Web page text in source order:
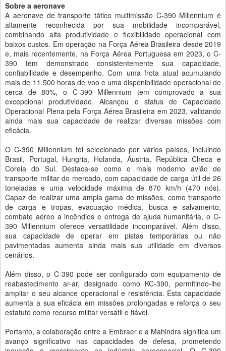
Sobre a aeronave
A aeronave de transporte tático multimissão C-390 Millennium é
altamente reconhecida por sua mobilidade incomparável,
combinando alta produtividade e flexibilidade operacional com
baixos custos. Em operação na Força Aérea Brasileira desde 2019
e, mais recentemente, na Força Aérea Portuguesa em 2023, o C-
390 tem demonstrado consistentemente sua capacidade,
confiabilidade e desempenho. Com uma frota atual acumulando
mais de 11.500 horas de voo e uma disponibilidade operacional de
cerca de 80%, o C-390 Millennium tem comprovado a sua
excepcional produtividade. Alcançou o status de Capacidade
Operacional Plena pela Força Aérea Brasileira em 2023, validando
ainda mais sua capacidade de realizar diversas missões com
eficácia.
O C-390 Millennium foi selecionado por vários países, incluindo
Brasil, Portugal, Hungria, Holanda, Áustria, República Checa e
Coreia do Sul. Destaca-se como o mais moderno avião de
transporte militar do mercado, com capacidade de carga útil de 26
toneladas e uma velocidade máxima de 870 km/h (470 nós).
Capaz de realizar uma ampla gama de missões, como transporte
de carga e tropas, evacuação médica, busca e salvamento,
combate aéreo a incêndios e entrega de ajuda humanitária, o C-
390 Millennium oferece versatilidade incomparável. Além disso,
sua capacidade de operar em pistas temporárias ou não
pavimentadas aumenta ainda mais sua utilidade em diversos
cenários.
Além disso, o C-390 pode ser configurado com equipamento de
reabastecimento ar-ar, designado como KC-390, permitindo-lhe
ampliar o seu alcance operacional e resistência. Esta capacidade
aumenta a sua eficácia em missões prolongadas e reforça o seu
estatuto como recurso militar versátil e fiável.
Portanto, a colaboração entre a Embraer e a Mahindra significa um
avanço significativo nas capacidades de defesa, prometendo